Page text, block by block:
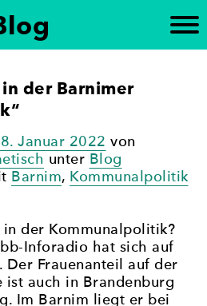
Gleichberechtigung von
ein. Die Initiative
setzt sich für eine
in politischen Gremien ein
und eine
der Barnimer
Januar 2022 von
unter Blog
Barnim, Kommunalpolitik
in der Kommunalpolitik?
Inforadio hat sich auf
Der Frauenanteil auf der
ist auch in Brandenburg
Im Barnim liegt er bei